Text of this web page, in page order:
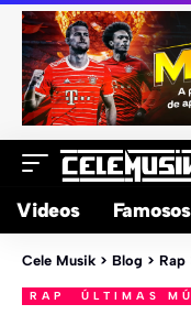
Videos Famosos
Cele Musik > Blog > Rap
RAP ÚLTIMAS